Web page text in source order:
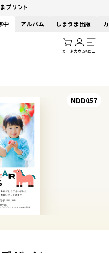
中 アルバム しまうま出版
カートアカウントメニュー
NDD057